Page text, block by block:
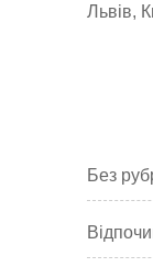
Львів,
Без